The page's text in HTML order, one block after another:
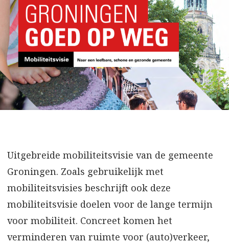
Uitgebreide mobiliteitsvisie van de gemeente
Groningen. Zoals gebruikelijk met
mobiliteitsvisies beschrijft ook deze
mobiliteitsvisie doelen voor de lange termijn
voor mobiliteit. Concreet komen het
verminderen van ruimte voor (auto)verkeer,